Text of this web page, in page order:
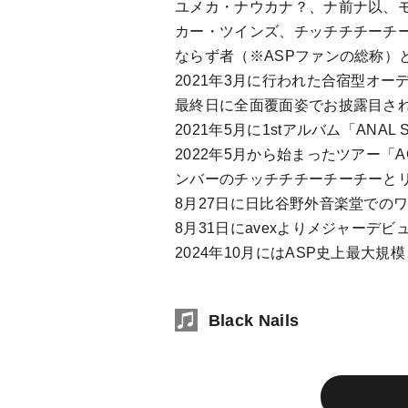
ユメカ・ナウカナ？、ナ前ナ以、
カー・ツインズ、チッチチチーチ
ならず者（※ASPファンの総称）
2021年3月に行われた合宿型オー
最終日に全面覆面姿でお披露目さ
2021年5月に1stアルバム「ANAL
2022年5月から始まったツアー「
ンバーのチッチチチーチーチーと
8月27日に日比谷野外音楽堂での
8月31日にavexよりメジャーデビ
2024年10月にはASP史上最大規
Black Nails